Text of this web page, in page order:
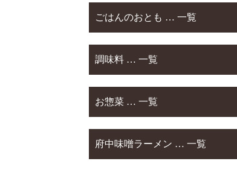
ごはんのおとも … 一覧
調味料 … 一覧
お惣菜 … 一覧
府中味噌ラーメン … 一覧